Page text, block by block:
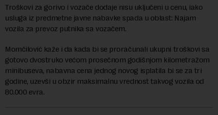
Troškovi za gorivo i vozače dodaje nisu uključeni u cenu, iako
usluga iz predmetne javne nabavke spada u oblast: Najam
vozila za prevoz putnika sa vozačem.
Momčilović kaže i da kada bi se proračunali ukupni troškovi sa
gotovo dvostruko većom prosečnom godišnjom kilometražom
minibuseva, nabavna cena jednog novog isplatila bi se za tri
godine, uzevši u obzir maksimalnu vrednost takvog vozila od
80.000 evra.